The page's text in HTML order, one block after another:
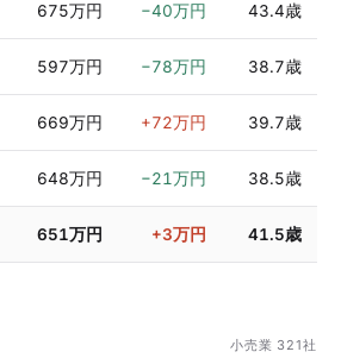
675万円 −40万円 43.4歳
597万円 −78万円 38.7歳
669万円 +72万円 39.7歳
648万円 −21万円 38.5歳
651万円 +3万円 41.5歳
小売業 321社